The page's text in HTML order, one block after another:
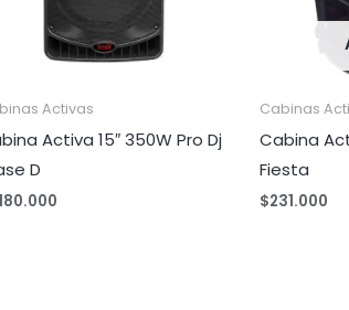
Activas
Activa 15″ 350W Pro Dj
D
Cabinas
Cabina
Fiesta
$231.000